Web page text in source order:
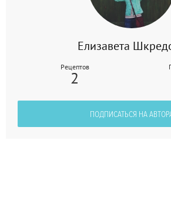
Елизавета
Рецептов
2
ПОДПИСАТЬСЯ НА